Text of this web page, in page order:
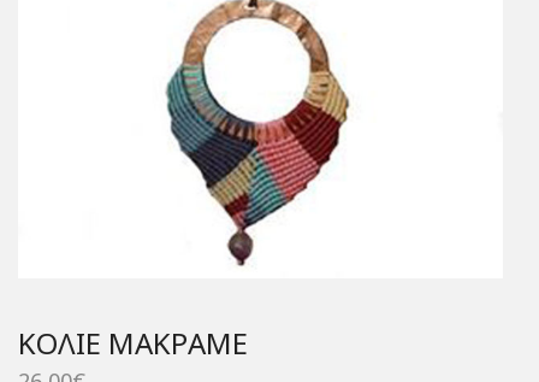
ΚΟΛΙΈ ΜΑΚΡΑΜΈ